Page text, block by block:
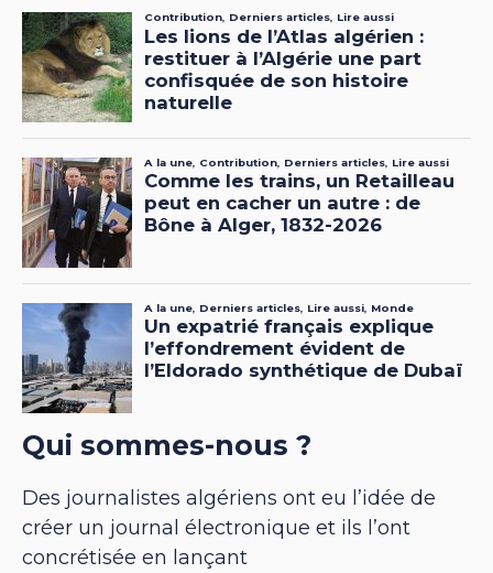
Qui sommes-nous ?
Des journalistes algériens ont eu l’idée de
créer un journal électronique et ils l’ont
concrétisée en lançant